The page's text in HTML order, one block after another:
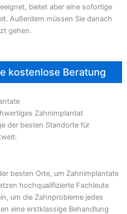
bietet aber eine sofortige
Außerdem müssen Sie danach
gehen.
kostenlose Beratung
Zahnimplantat
der besten Standorte für
besten Orte, um Zahnimplantate
hochqualifizierte Fachleute
um die Zahnprobleme jedes
eine erstklassige Behandlung